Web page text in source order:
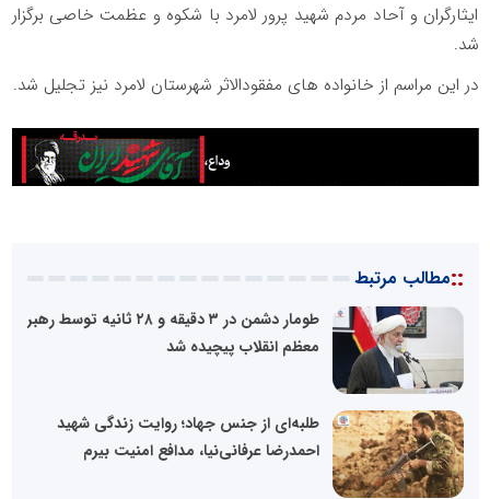
ایثارگران و آحاد مردم شهید پرور لامرد با شکوه و عظمت خاصی برگزار
شد.
در این مراسم از خانواده های مفقودالاثر شهرستان لامرد نیز تجلیل شد.
::مطالب مرتبط
طومار دشمن در ۳ دقیقه و ۲۸ ثانیه توسط رهبر
معظم انقلاب پیچیده شد
طلبه‌ای از جنس جهاد؛ روایت زندگی شهید
احمدرضا عرفانی‌نیا، مدافع امنیت بیرم